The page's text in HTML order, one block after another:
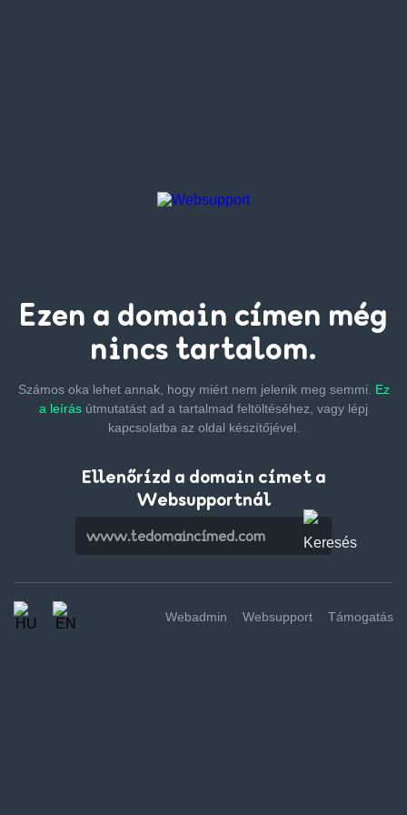
Ezen a domain címen még
nincs tartalom.
Számos oka lehet annak, hogy miért nem jelenik meg semmi. Ez
a leírás útmutatást ad a tartalmad feltöltéséhez, vagy lépj
kapcsolatba az oldal készítőjével.
Ellenőrízd a domain címet a
Websupportnál
Webadmin Websupport Támogatás